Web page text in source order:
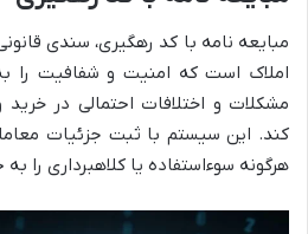
مبایعه نامه با کد رهگیری، سندی
املاک است که امنیت و شفافیت را
مشکلات و اختلافات احتمالی در
کند. این سیستم با ثبت جزئیات
هرگونه سوءاستفاده یا کلاهبرداری را